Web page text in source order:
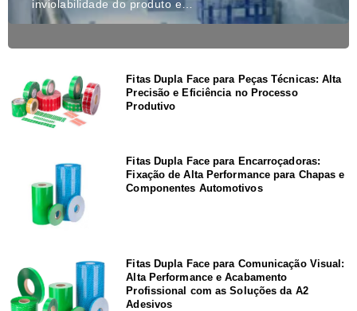
inviolabilidade do produto e…
Fitas Dupla Face para Peças Técnicas: Alta
Precisão e Eficiência no Processo
Produtivo
Fitas Dupla Face para Encarroçadoras:
Fixação de Alta Performance para Chapas e
Componentes Automotivos
Fitas Dupla Face para Comunicação Visual:
Alta Performance e Acabamento
Profissional com as Soluções da A2
Adesivos